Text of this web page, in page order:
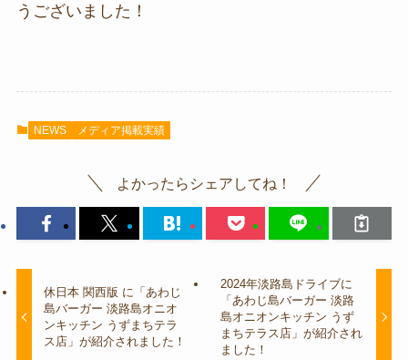
うございました！
NEWS メディア掲載実績
よかったらシェアしてね！
休日本 関西版 に「あわじ
島バーガー 淡路島オニオ
ンキッチン うずまちテラ
ス店」が紹介されました！
2024年淡路島ドライブに
「あわじ島バーガー 淡路
島オニオンキッチン うず
まちテラス店」が紹介され
ました！